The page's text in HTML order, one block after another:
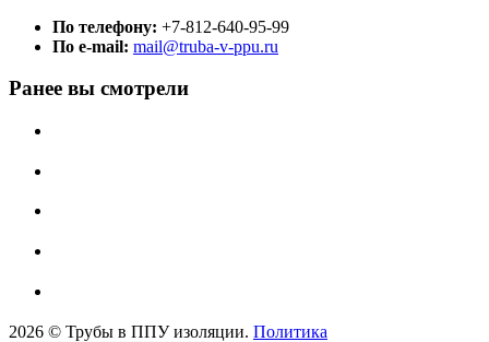
По телефону: +7-812-640-95-99
По e-mail: mail@truba-v-ppu.ru
Ранее вы смотрели
2026 © Трубы в ППУ изоляции. Политика